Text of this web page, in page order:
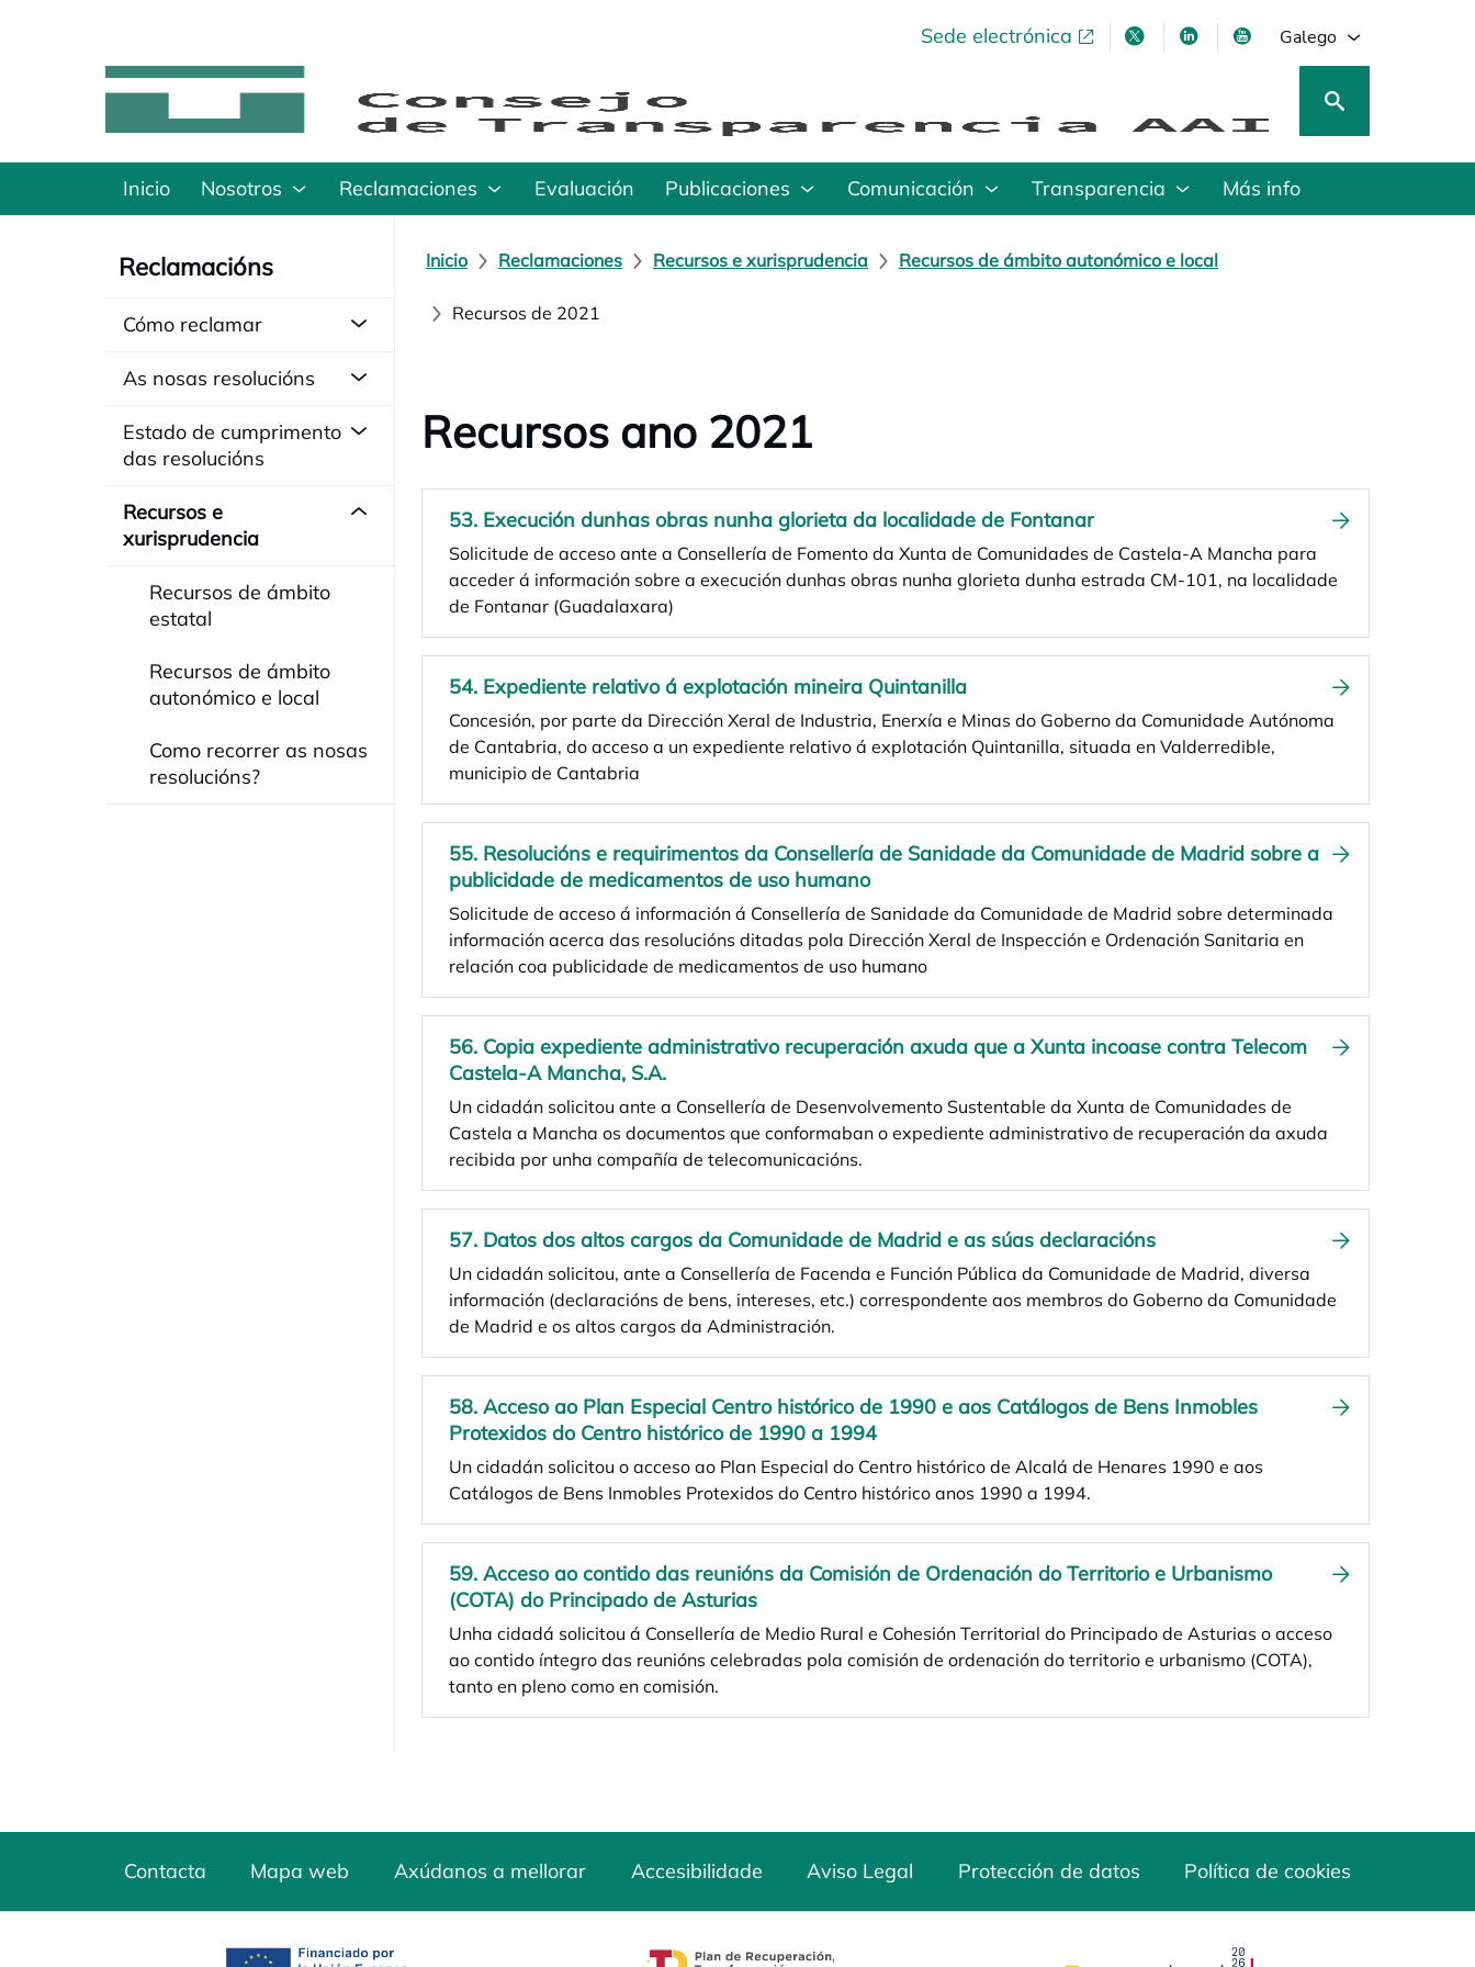
Sede electrónicaopens in a new tabopens in a new tab
opens in a new tab
opens in a new tab
Galego
Inicio Nosotros Reclamaciones Evaluación Publicaciones Comunicación Transparencia Más info
Reclamacións
Cómo reclamar
As nosas resolucións
Estado de cumprimento
das resolucións
Recursos e
xurisprudencia
Recursos de ámbito
estatal
Recursos de ámbito
autonómico e local
Como recorrer as nosas
resolucións?
Inicio Reclamaciones Recursos e xurisprudencia Recursos de ámbito autonómico e local
Recursos de 2021
Recursos ano 2021
53. Execución dunhas obras nunha glorieta da localidade de Fontanar
Solicitude de acceso ante a Consellería de Fomento da Xunta de Comunidades de Castela-A Mancha para
acceder á información sobre a execución dunhas obras nunha glorieta dunha estrada CM-101, na localidade
de Fontanar (Guadalaxara)
54. Expediente relativo á explotación mineira Quintanilla
Concesión, por parte da Dirección Xeral de Industria, Enerxía e Minas do Goberno da Comunidade Autónoma
de Cantabria, do acceso a un expediente relativo á explotación Quintanilla, situada en Valderredible,
municipio de Cantabria
55. Resolucións e requirimentos da Consellería de Sanidade da Comunidade de Madrid sobre a
publicidade de medicamentos de uso humano
Solicitude de acceso á información á Consellería de Sanidade da Comunidade de Madrid sobre determinada
información acerca das resolucións ditadas pola Dirección Xeral de Inspección e Ordenación Sanitaria en
relación coa publicidade de medicamentos de uso humano
56. Copia expediente administrativo recuperación axuda que a Xunta incoase contra Telecom
Castela-A Mancha, S.A.
Un cidadán solicitou ante a Consellería de Desenvolvemento Sustentable da Xunta de Comunidades de
Castela a Mancha os documentos que conformaban o expediente administrativo de recuperación da axuda
recibida por unha compañía de telecomunicacións.
57. Datos dos altos cargos da Comunidade de Madrid e as súas declaracións
Un cidadán solicitou, ante a Consellería de Facenda e Función Pública da Comunidade de Madrid, diversa
información (declaracións de bens, intereses, etc.) correspondente aos membros do Goberno da Comunidade
de Madrid e os altos cargos da Administración.
58. Acceso ao Plan Especial Centro histórico de 1990 e aos Catálogos de Bens Inmobles
Protexidos do Centro histórico de 1990 a 1994
Un cidadán solicitou o acceso ao Plan Especial do Centro histórico de Alcalá de Henares 1990 e aos
Catálogos de Bens Inmobles Protexidos do Centro histórico anos 1990 a 1994.
59. Acceso ao contido das reunións da Comisión de Ordenación do Territorio e Urbanismo
(COTA) do Principado de Asturias
Unha cidadá solicitou á Consellería de Medio Rural e Cohesión Territorial do Principado de Asturias o acceso
ao contido íntegro das reunións celebradas pola comisión de ordenación do territorio e urbanismo (COTA),
tanto en pleno como en comisión.
Contacta Mapa web Axúdanos a mellorar Accesibilidade Aviso Legal Protección de datos Política de cookies
opens in a new tab opens in a new tab opens in a new tab